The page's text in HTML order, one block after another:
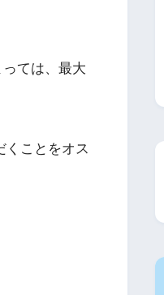
ては、最大
くことをオス